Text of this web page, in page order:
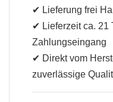
✔ Lieferung frei
✔ Lieferzeit ca. 21
Zahlungseingang
✔ Direkt vom
zuverlässige